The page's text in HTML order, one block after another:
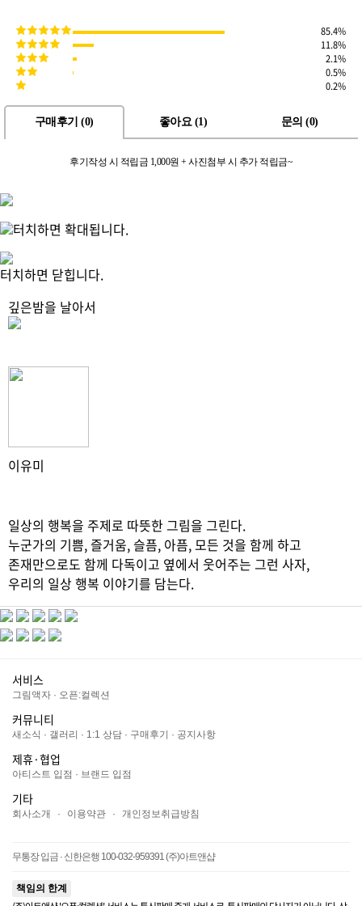
85.4%
11.8%
2.1%
0.5%
0.2%
구매후기 (0) 좋아요 (1 ) 문의 (0)
후기작성 시 적립금 1,000원 + 사진첨부 시 추가 적립금~
터치하면 확대됩니다.
터치하면 닫힙니다.
깊은밤을 날아서
이유미
일상의 행복을 주제로 따뜻한 그림을 그린다.
누군가의 기쁨, 즐거움, 슬픔, 아픔, 모든 것을 함께 하고
존재만으로도 함께 다독이고 옆에서 웃어주는 그런 사자,
우리의 일상 행복 이야기를 담는다.
서비스
그림액자 · 오픈:컬렉션
커뮤니티
새소식 · 갤러리 · 1:1 상담 · 구매후기 · 공지사항
제휴·협업
아티스트 입점 · 브랜드 입점
기타
회사소개 · 이용약관 · 개인정보취급방침
무통장 입금 · 신한은행 100-032-959391 (주)아트앤샵
책임의 한계